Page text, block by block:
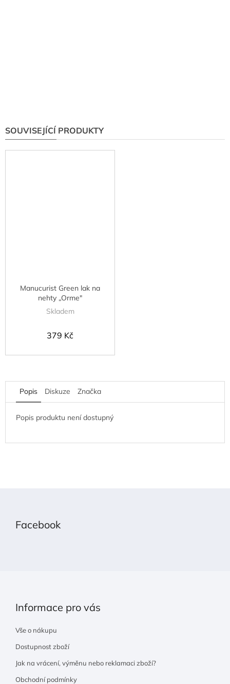
SOUVISEJÍCÍ PRODUKTY
Manucurist Green lak na
nehty „Orme"
Skladem
379 Kč
Popis Diskuze Značka
Popis produktu není dostupný
Facebook
Informace pro vás
Vše o nákupu
Dostupnost zboží
Jak na vrácení, výměnu nebo reklamaci zboží?
Obchodní podmínky